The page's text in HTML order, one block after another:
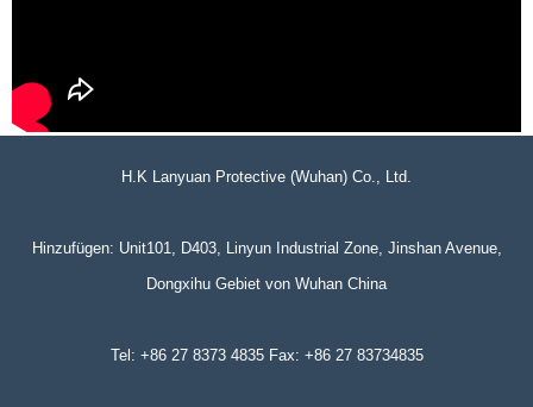
H.K Lanyuan Protective (Wuhan) Co., Ltd.
Hinzufügen: Unit101, D403, Linyun Industrial Zone, Jinshan Avenue,
Dongxihu Gebiet von Wuhan China
Tel: +86 27 8373 4835 Fax: +86 27 83734835